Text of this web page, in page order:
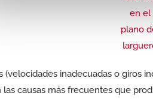
(velocidades inadecuadas o giros
causas más frecuentes que